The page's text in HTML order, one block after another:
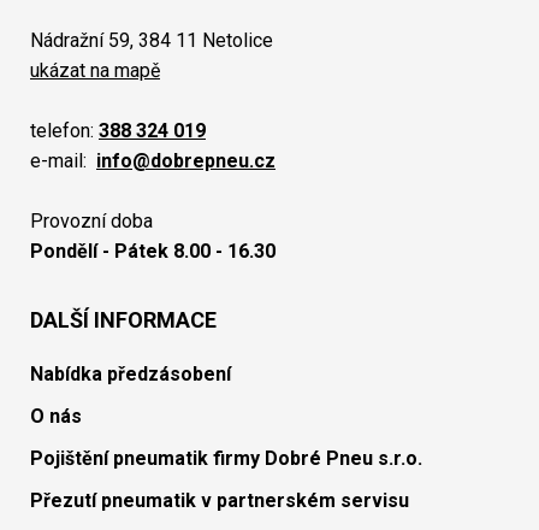
Nádražní 59, 384 11 Netolice
ukázat na mapě
telefon: 388 324 019
e-mail: info@dobrepneu.cz
Provozní doba
Pondělí - Pátek 8.00 - 16.30
DALŠÍ INFORMACE
Nabídka předzásobení
O nás
Pojištění pneumatik firmy Dobré Pneu s.r.o.
Přezutí pneumatik v partnerském servisu